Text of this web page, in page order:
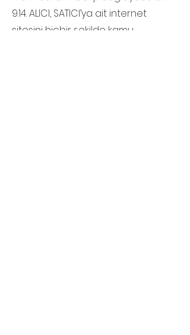
9.14. ALICI, SATICI’ya ait internet
sitesini hiçbir şekilde kamu